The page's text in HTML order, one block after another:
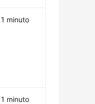
1 minuto
1 minuto